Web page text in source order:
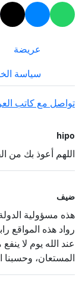
عريضة
سياسة
تواصل مع كاتب
hipo
اللهم أعوذ بك من
ضيف
هذه مسؤولية الدولة
رواد هذه المواقع
عند الله يوم لا
المستعان، وحسبنا